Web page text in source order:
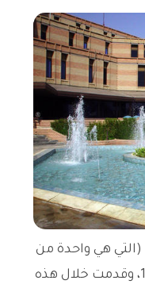
(التي هي واحدة من
اهم دوائر وزارة الثقافة) عام 1970، وقدمت خلال هذه